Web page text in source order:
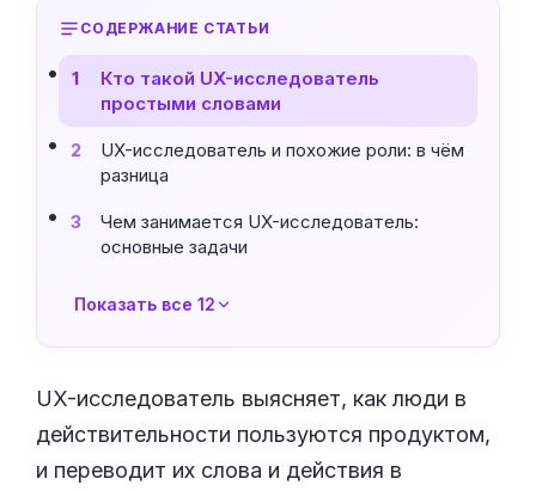
СОДЕРЖАНИЕ СТАТЬИ
1
Кто такой UX-исследователь
простыми словами
2
UX-исследователь и похожие роли: в чём
разница
3
Чем занимается UX-исследователь:
основные задачи
Показать все 12
UX-исследователь выясняет, как люди в
действительности пользуются продуктом,
и переводит их слова и действия в